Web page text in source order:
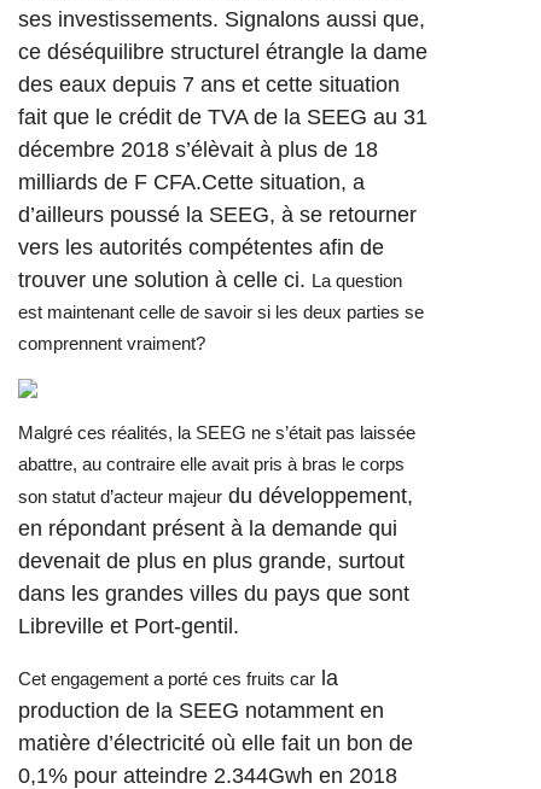
ses investissements. Signalons aussi que,
ce déséquilibre structurel étrangle la dame
des eaux depuis 7 ans et cette situation
fait que le crédit de TVA de la SEEG au 31
décembre 2018 s’élèvait à plus de 18
milliards de F CFA.Cette situation, a
d’ailleurs poussé la SEEG, à se retourner
vers les autorités compétentes afin de
trouver une solution à celle ci. La question
est maintenant celle de savoir si les deux parties se
comprennent vraiment?
Malgré ces réalités, la SEEG ne s’était pas laissée
abattre, au contraire elle avait pris à bras le corps
son statut d’acteur majeur du développement,
en répondant présent à la demande qui
devenait de plus en plus grande, surtout
dans les grandes villes du pays que sont
Libreville et Port-gentil.
Cet engagement a porté ces fruits car la
production de la SEEG notamment en
matière d’électricité où elle fait un bon de
0,1% pour atteindre 2.344Gwh en 2018